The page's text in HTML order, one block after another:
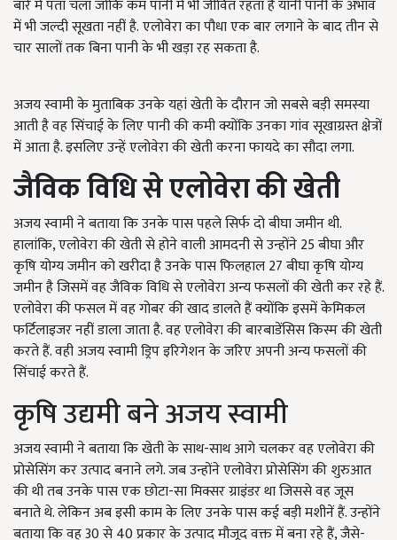
बारे में पता चला जोकि कम पानी में भी जीवित रहता है यानी पानी के अभाव
में भी जल्दी सूखता नहीं है. एलोवेरा का पौधा एक बार लगाने के बाद तीन से
चार सालों तक बिना पानी के भी खड़ा रह सकता है.
अजय स्वामी के मुताबिक उनके यहां खेती के दौरान जो सबसे बड़ी समस्या
आती है वह सिंचाई के लिए पानी की कमी क्योंकि उनका गांव सूखाग्रस्त क्षेत्रों
में आता है. इसलिए उन्हें एलोवेरा की खेती करना फायदे का सौदा लगा.
जैविक विधि से एलोवेरा की खेती
अजय स्वामी ने बताया कि उनके पास पहले सिर्फ दो बीघा जमीन थी.
हालांकि, एलोवेरा की खेती से होने वाली आमदनी से उन्होंने 25 बीघा और
कृषि योग्य जमीन को खरीदा है उनके पास फिलहाल 27 बीघा कृषि योग्य
जमीन है जिसमें वह जैविक विधि से एलोवेरा अन्य फसलों की खेती कर रहे हैं.
एलोवेरा की फसल में वह गोबर की खाद डालते हैं क्योंकि इसमें केमिकल
फर्टिलाइजर नहीं डाला जाता है. वह एलोवेरा की बारबाडेंसिस किस्म की खेती
करते हैं. वही अजय स्वामी ड्रिप इरिगेशन के जरिए अपनी अन्य फसलों की
सिंचाई करते हैं.
कृषि उद्यमी बने अजय स्वामी
अजय स्वामी ने बताया कि खेती के साथ-साथ आगे चलकर वह एलोवेरा की
प्रोसेसिंग कर उत्पाद बनाने लगे. जब उन्होंने एलोवेरा प्रोसेसिंग की शुरुआत
की थी तब उनके पास एक छोटा-सा मिक्सर ग्राइंडर था जिससे वह जूस
बनाते थे. लेकिन अब इसी काम के लिए उनके पास कई बड़ी मशीनें हैं. उन्होंने
बताया कि वह 30 से 40 प्रकार के उत्पाद मौजूद वक्त में बना रहे हैं, जैसे-